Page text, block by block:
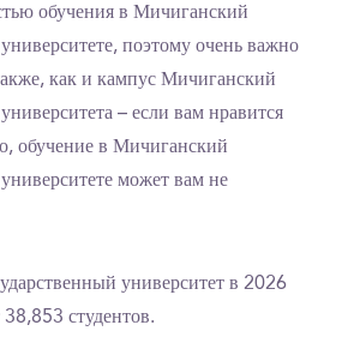
обучения в Мичиганский
поэтому очень важно
как и кампус Мичиганский
– если вам нравится
обучение в Мичиганский
может вам не
университет в 2026
студентов.